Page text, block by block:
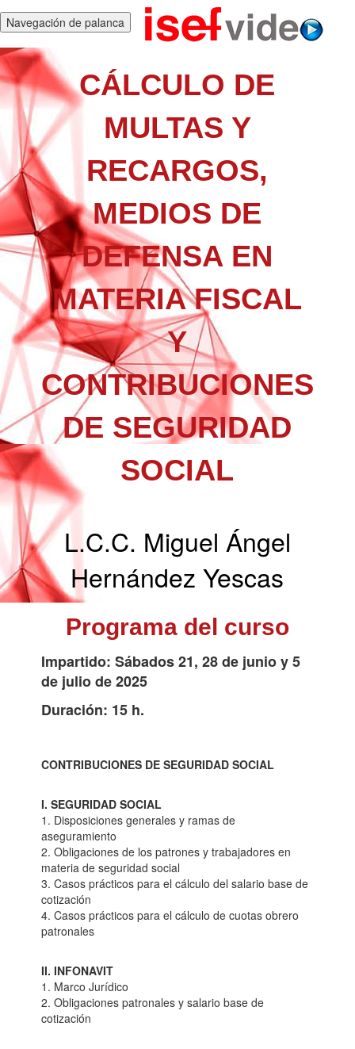
Navegación de palanca
CÁLCULO DE
MULTAS Y
RECARGOS,
MEDIOS DE
DEFENSA EN
MATERIA FISCAL
Y
CONTRIBUCIONES
DE SEGURIDAD
SOCIAL
L.C.C. Miguel Ángel
Hernández Yescas
Programa del curso
Impartido: Sábados 21, 28 de junio y 5
de julio de 2025
Duración: 15 h.
CONTRIBUCIONES DE SEGURIDAD SOCIAL
I. SEGURIDAD SOCIAL
1. Disposiciones generales y ramas de
aseguramiento
2. Obligaciones de los patrones y trabajadores en
materia de seguridad social
3. Casos prácticos para el cálculo del salario base de
cotización
4. Casos prácticos para el cálculo de cuotas obrero
patronales
II. INFONAVIT
1. Marco Jurídico
2. Obligaciones patronales y salario base de
cotización